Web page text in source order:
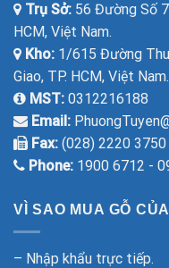
Trụ Sở: 56 Đường Số
HCM, Việt Nam.
Kho: 1/615 Đường
Giao, TP. HCM, Việt Nam.
MST: 0312216188
Email:
Fax: (028) 2220 3750
Phone: 1900 6712 -
VÌ SAO MUA GỖ
– Nhập khẩu trực tiếp.